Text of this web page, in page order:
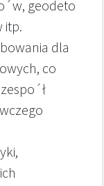
geodeto
itp.
dla
co